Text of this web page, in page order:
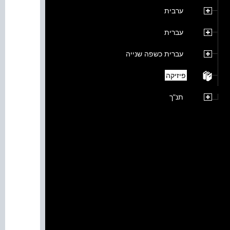
ערבית
עברית
עברית כשפה שנייה
פיזיקה
תנ"ך